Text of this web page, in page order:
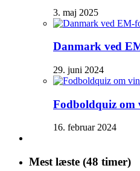
3. maj 2025
Danmark ved
29. juni 2024
Fodboldquiz om
16. februar 2024
Mest læste (48 timer)